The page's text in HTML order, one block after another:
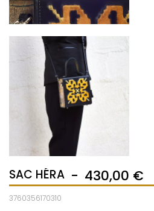
SAC HÉRA - 430,00 €
3760356170310